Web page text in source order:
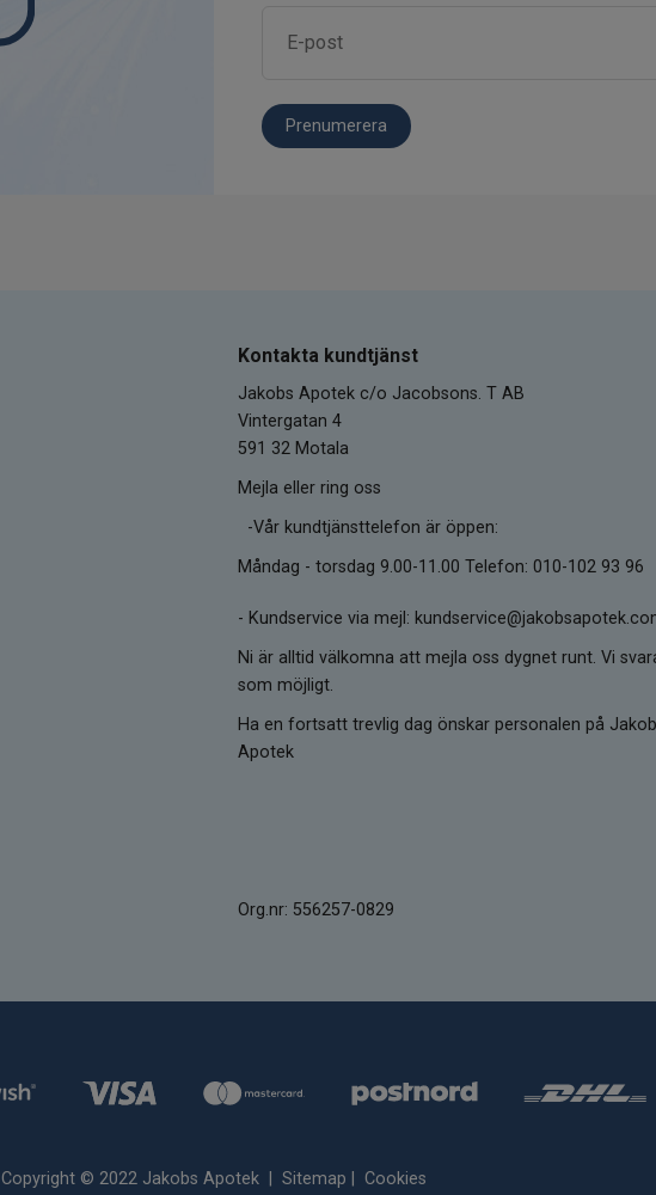
Prenumerera
Kontakta kundtjänst
Jakobs Apotek c/o Jacobsons. T AB
Vintergatan 4
591 32 Motala
Mejla eller ring oss
-Vår kundtjänsttelefon är öppen:
Måndag - torsdag 9.00-11.00 Telefon: 010-102 93 96
- Kundservice via mejl:
Ni är alltid välkomna att mejla oss dygnet runt. Vi
som möjligt.
Ha en fortsatt trevlig dag önskar personalen på
Apotek
Org.nr: 556257-0829
Copyright © 2022 Jakobs Apotek | Sitemap Cookies